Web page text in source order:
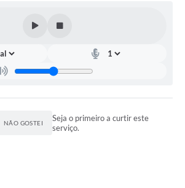
NÃO GOSTEI
Seja o primeiro a curtir este
serviço.